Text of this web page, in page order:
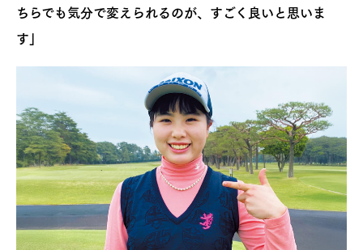
ちらでも気分で変えられるのが、すごく良いと思いま
す」